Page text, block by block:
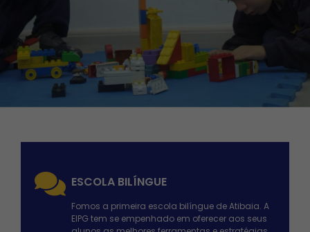
Vem para a EIPG
Uma nova educação para
ESCOLA BILÍNGUE
Fomos a primeira escola bilíngue de Atibaia. A
EIPG tem se empenhado em oferecer aos seus